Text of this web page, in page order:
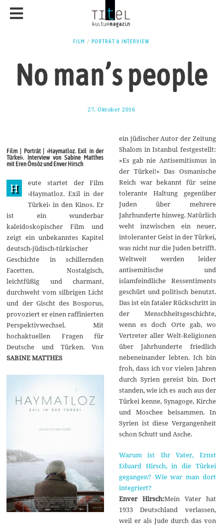
FILM / PORTRÄT & INTERVIEW
No man’s people
27. Oktober 2016
v
m
b
e
r
2
0
6
Film | Porträt | ›Haymatloz. Exil in der
Türkei‹. Interview von Sabine Matthes
mit Eren Önsöz und Enver Hirsch
H
eute startet der Film
›Haymatloz. Exil in der
Türkei‹ in den Kinos. Er
ist ein wunderbar
kaleidoskopischer Film und
zeigt ein unbekanntes Kapitel
deutsch-jüdisch-türkischer
Geschichte in schillernden
Facetten. Nostalgisch,
leichtfüßig und charmant,
durchweht vom silbrigen Licht
und der Gischt des Bosporus,
provoziert er einen raffinierten
Perspektivwechsel. Mit
hochaktuellen Fragen für
Deutsche und Türken. Von
SABINE MATTHES
ein jüdischer Autor der Zeitung
Shalom in Istanbul festgestellt:
»Es gab nie Antisemitismus in
der Türkei!« Das Osmanische
Reich war bekannt für seine
tolerante Haltung gegenüber
Juden über mehrere
Jahrhunderte hinweg. Natürlich
weht inzwischen ein neuer,
intoleranter Geist in der Türkei,
was nicht nur die Juden betrifft.
Weltweit werden leider
antisemitische und
islamfeindliche Ressentiments
geschürt und politisch benutzt.
Das ist ein fataler Rückschritt in
der Menschheitsgeschichte,
wenn es doch Orte gab, wo
Vertreter aller Welt-Religionen
über Jahrhunderte friedlich
nebeneinander lebten. Ich bin
froh, dass ich vor vielen Jahren
durch Syrien gereist bin. Dort
standen, wie ich es auch aus der
Türkei kenne, Synagoge, Kirche
und Moschee beisammen. In
Syrien ist diese Vergangenheit
schon Schutt und Asche.
Warum ist Ihr Vater, Ernst
Eduard Hirsch, in die Türkei
gegangen? Wie war man dort
integriert?
Enver Hirsch:Mein Vater hat
1933 Deutschland verlassen,
weil er als Jude durch das von